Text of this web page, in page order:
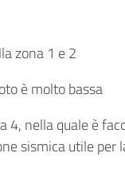
zona 1 e 2
è molto bassa
nella quale è
sismica utile